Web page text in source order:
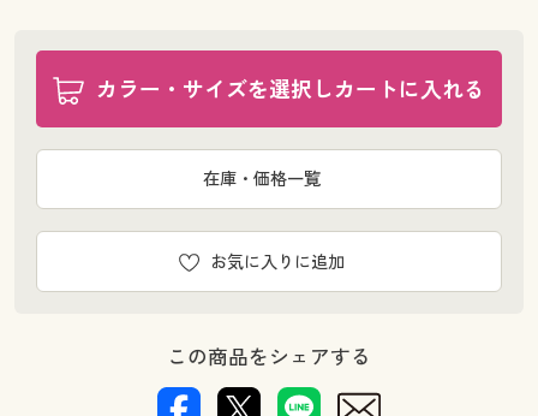
カラー・サイズを選択しカートに入れる
お気に入りに追加
在庫・価格一覧
この商品をシェアする